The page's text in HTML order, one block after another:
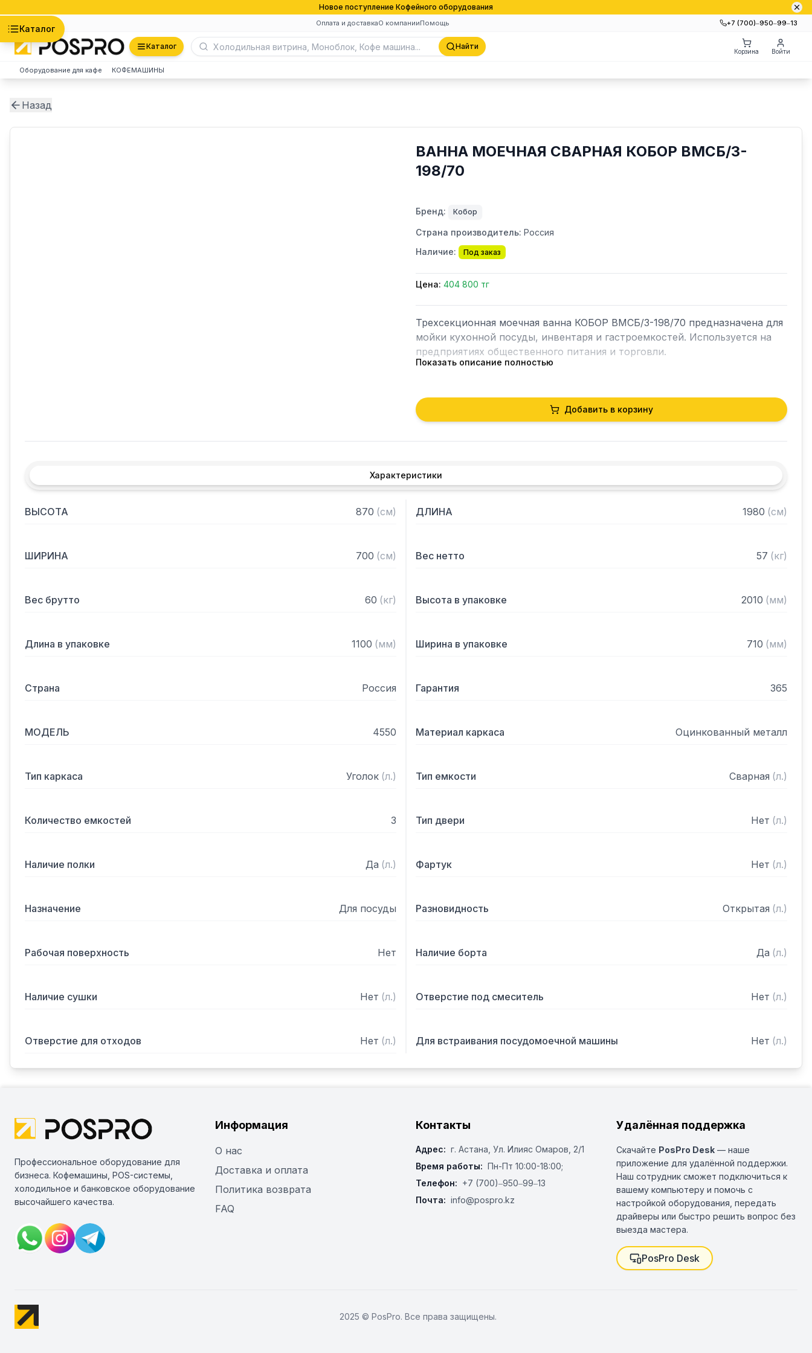
Новое поступление Кофейного оборудования
Оплата и доставкаО компанииПомощь +7 (700)‒950‒99‒13
Каталог
Каталог Найти
Корзина Войти
Оборудование для кафе КОФЕМАШИНЫ
Назад
ВАННА МОЕЧНАЯ СВАРНАЯ КОБОР ВМСБ/3-
198/70
Бренд: Кобор
Страна производитель: Россия
Наличие:
Под заказ
Цена: 404 800 тг
Трехсекционная моечная ванна КОБОР ВМСБ/3-198/70 предназначена для
мойки кухонной посуды, инвентаря и гастроемкостей. Используется на
предприятиях общественного питания и торговли.
– Герметичность швов и отсутствие люфтов благодаря сварной
конструкции
– Устойчивость к агрессивным моющим средствам и влаге
– Материал каркаса: оцинкованная сталь
– Высота борта: 50 мм
Показать описание полностью
Добавить в корзину
Характеристики
ВЫСОТА 870 (см) ДЛИНА 1980 (см)
ШИРИНА 700 (см) Вес нетто 57 (кг)
Вес брутто 60 (кг) Высота в упаковке 2010 (мм)
Длина в упаковке 1100 (мм) Ширина в упаковке 710 (мм)
Страна Россия Гарантия 365
МОДЕЛЬ 4550 Материал каркаса Оцинкованный металл
Тип каркаса Уголок (л.) Тип емкости Сварная (л.)
Количество емкостей 3 Тип двери Нет (л.)
Наличие полки Да (л.) Фартук Нет (л.)
Назначение Для посуды Разновидность Открытая (л.)
Рабочая поверхность Нет Наличие борта Да (л.)
Наличие сушки Нет (л.) Отверстие под смеситель Нет (л.)
Отверстие для отходов Нет (л.) Для встраивания посудомоечной машины Нет (л.)
Профессиональное оборудование для
бизнеса. Кофемашины, POS-системы,
холодильное и банковское оборудование
высочайшего качества.
Информация
О нас
Доставка и оплата
Политика возврата
FAQ
Контакты
Адрес: г. Астана, ​Ул. Илияс Омаров, 2/1
Время работы: Пн-Пт 10:00-18:00;
Телефон: +7 (700)‒950‒99‒13
Почта: info@pospro.kz
Удалённая поддержка
Скачайте PosPro Desk — наше
приложение для удалённой поддержки.
Наш сотрудник сможет подключиться к
вашему компьютеру и помочь с
настройкой оборудования, передать
драйверы или быстро решить вопрос без
выезда мастера.
PosPro Desk
2025 © PosPro. Все права защищены.